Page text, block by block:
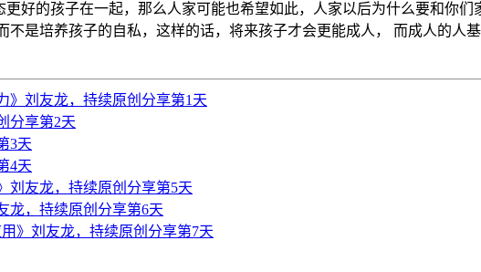
的孩子在一起，那么人家可能也希望如此，人家以后为什么要和你们
是培养孩子的自私，这样的话，将来孩子才会更能成人， 而成人的人
》刘友龙，持续原创分享第1天
分享第2天
3天
4天
刘友龙，持续原创分享第5天
龙，持续原创分享第6天
》刘友龙，持续原创分享第7天